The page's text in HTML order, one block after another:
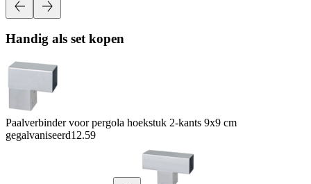
Handig als set kopen
Paalverbinder voor pergola hoekstuk 2-kants 9x9 cm
gegalvaniseerd12.59